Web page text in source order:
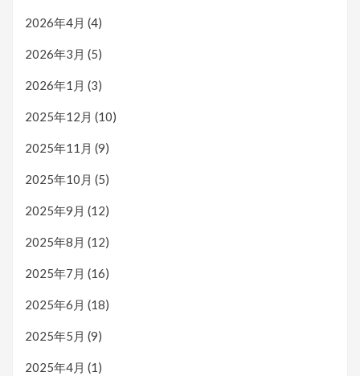
2026年4月 (4)
2026年3月 (5)
2026年1月 (3)
2025年12月 (10)
2025年11月 (9)
2025年10月 (5)
2025年9月 (12)
2025年8月 (12)
2025年7月 (16)
2025年6月 (18)
2025年5月 (9)
2025年4月 (1)